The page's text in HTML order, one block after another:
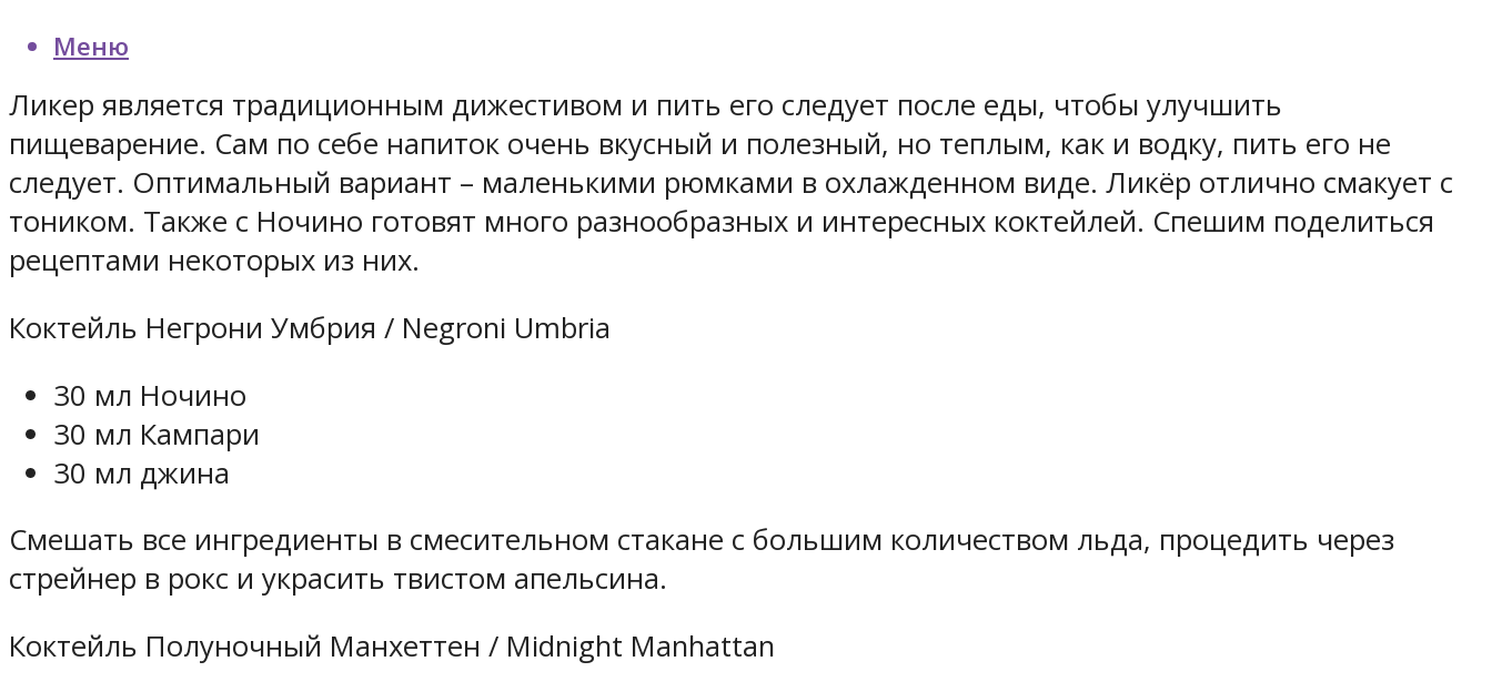
Меню
Ликер является традиционным дижестивом и пить его следует после еды, чтобы улучшить
пищеварение. Сам по себе напиток очень вкусный и полезный, но теплым, как и водку, пить его не
следует. Оптимальный вариант – маленькими рюмками в охлажденном виде. Ликёр отлично смакует с
тоником. Также с Ночино готовят много разнообразных и интересных коктейлей. Спешим поделиться
рецептами некоторых из них.
Коктейль Негрони Умбрия / Negroni Umbria
30 мл Ночино
30 мл Кампари
30 мл джина
Смешать все ингредиенты в смесительном стакане с большим количеством льда, процедить через
стрейнер в рокс и украсить твистом апельсина.
Коктейль Полуночный Манхеттен / Midnight Manhattan